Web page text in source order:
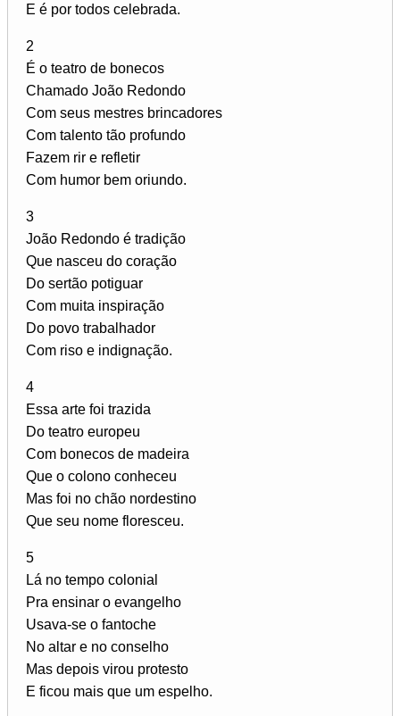
E é por todos celebrada.
2
É o teatro de bonecos
Chamado João Redondo
Com seus mestres brincadores
Com talento tão profundo
Fazem rir e refletir
Com humor bem oriundo.
3
João Redondo é tradição
Que nasceu do coração
Do sertão potiguar
Com muita inspiração
Do povo trabalhador
Com riso e indignação.
4
Essa arte foi trazida
Do teatro europeu
Com bonecos de madeira
Que o colono conheceu
Mas foi no chão nordestino
Que seu nome floresceu.
5
Lá no tempo colonial
Pra ensinar o evangelho
Usava-se o fantoche
No altar e no conselho
Mas depois virou protesto
E ficou mais que um espelho.